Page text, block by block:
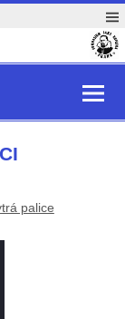
palice